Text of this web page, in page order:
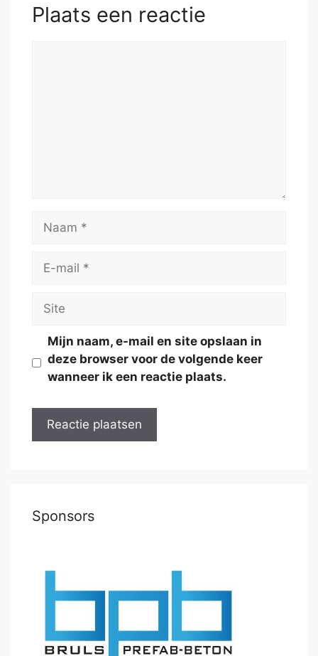
Plaats een reactie
Naam
Site
Mijn naam, e-mail en site opslaan in
deze browser voor de volgende keer
wanneer ik een reactie plaats.
Sponsors